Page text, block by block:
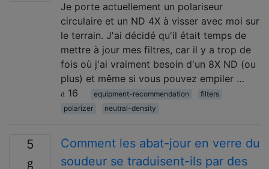
Je porte actuellement un polariseur
circulaire et un ND 4X à visser avec moi sur
le terrain. J'ai décidé qu'il était temps de
mettre à jour mes filtres, car il y a trop de
fois où j'ai vraiment besoin d'un 8X ND (ou
plus) et même si vous pouvez empiler …
16
equipment-recommendation
filters
polarizer
neutral-density
5
Comment les abat-jour en verre du
soudeur se traduisent-ils par des